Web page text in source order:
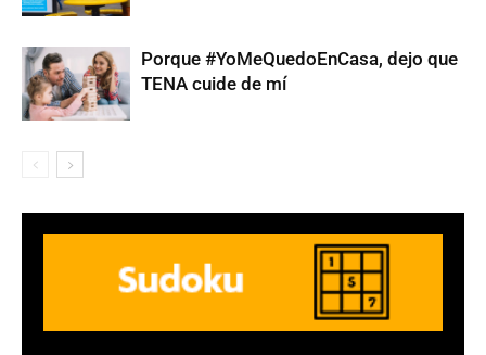
Porque #YoMeQuedoEnCasa, dejo que
TENA cuide de mí